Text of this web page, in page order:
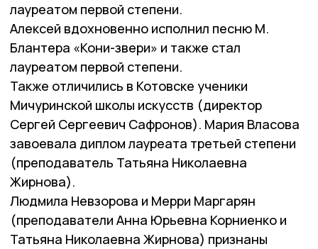
лауреатом первой степени.
Алексей вдохновенно исполнил песню М.
Блантера «Кони-звери» и также стал
лауреатом первой степени.
Также отличились в Котовске ученики
Мичуринской школы искусств (директор
Сергей Сергеевич Сафронов). Мария Власова
завоевала диплом лауреата третьей степени
(преподаватель Татьяна Николаевна
Жирнова).
Людмила Невзорова и Мерри Маргарян
(преподаватели Анна Юрьевна Корниенко и
Татьяна Николаевна Жирнова) признаны